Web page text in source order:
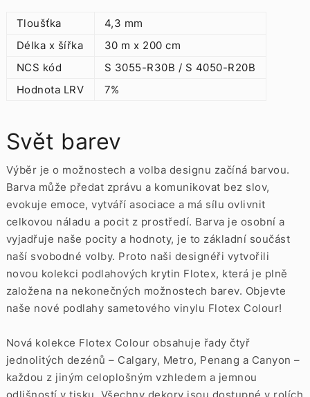
Tloušťka
4,3 mm
Délka x šířka
30 m x 200 cm
NCS kód
S 3055-R30B / S 4050-R20B
Hodnota LRV
7%
Svět barev
Výběr je o možnostech a volba designu začíná barvou.
Barva může předat zprávu a komunikovat bez slov,
evokuje emoce, vytváří asociace a má sílu ovlivnit
celkovou náladu a pocit z prostředí. Barva je osobní a
vyjadřuje naše pocity a hodnoty, je to základní součást
naší svobodné volby. Proto naši designéři vytvořili
novou kolekci podlahových krytin Flotex, která je plně
založena na nekonečných možnostech barev. Objevte
naše nové podlahy sametového vinylu Flotex Colour!
Nová kolekce Flotex Colour obsahuje řady čtyř
jednolitých dezénů – Calgary, Metro, Penang a Canyon –
každou z jiným celoplošným vzhledem a jemnou